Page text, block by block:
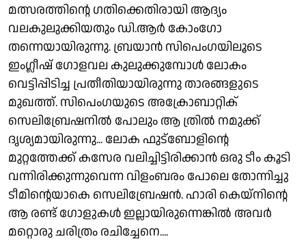
മത്സരത്തിൻ്റെ ഗതിക്കെതിരായി ആദ്യം
വലകുലുക്കിയതും ഡി.ആർ കോംഗോ
തന്നെയായിരുന്നു. ബ്രയാൻ സിപെംഗയിലൂടെ
ഇംഗ്ലീഷ് ഗോളവല കുലുക്കുമ്പോൾ ലോകം
വെട്ടിപ്പിടിച്ച പ്രതീതിയായിരുന്നു താരങ്ങളുടെ
മുഖത്ത്. സിപെംഗയുടെ അക്രോബാറ്റിക്
സെലിബ്രേഷനിൽ പോലും ആ ത്രിൽ നമുക്ക്
ദൃശ്യമായിരുന്നു... ലോക ഫുട്ബോളിൻ്റെ
മുറ്റത്തേക്ക് കസേര വലിച്ചിട്ടിരിക്കാൻ ഒരു ടീം കൂടി
വന്നിരിക്കുന്നുവെന്ന വിളംബരം പോലെ തോന്നിച്ചു
ടീമിൻ്റെയാകെ സെലിബ്രേഷൻ. ഹാരി കെയ്നിൻ്റെ
ആ രണ്ട് ഗോളുകൾ ഇല്ലായിരുന്നെങ്കിൽ അവർ
മറ്റൊരു ചരിത്രം രചിച്ചേനെ....